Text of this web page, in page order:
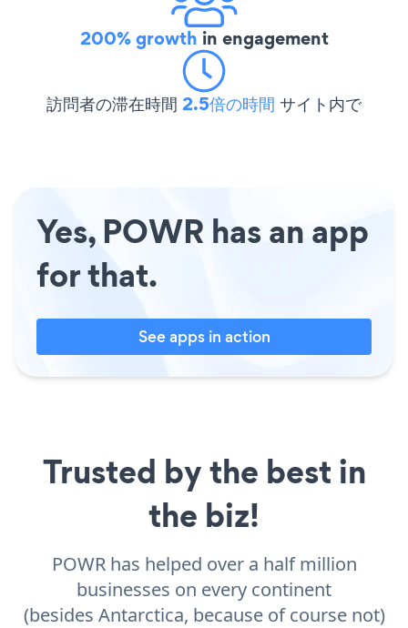
200% growth in engagement
訪問者の滞在時間 2.5倍の時間 サイト内で
Yes, POWR has an app
for that.
See apps in action
Trusted by the best in
the biz!
POWR has helped over a half million
businesses on every continent
(besides Antarctica, because of course not)